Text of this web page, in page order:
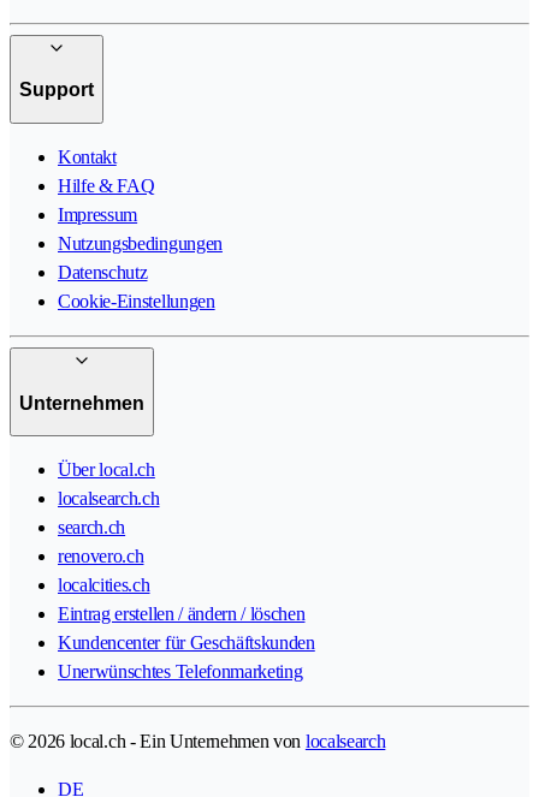
Support
Kontakt
Hilfe & FAQ
Impressum
Nutzungsbedingungen
Datenschutz
Cookie-Einstellungen
Unternehmen
Über local.ch
localsearch.ch
search.ch
renovero.ch
localcities.ch
Eintrag erstellen / ändern / löschen
Kundencenter für Geschäftskunden
Unerwünschtes Telefonmarketing
© 2026 local.ch - Ein Unternehmen von localsearch
DE